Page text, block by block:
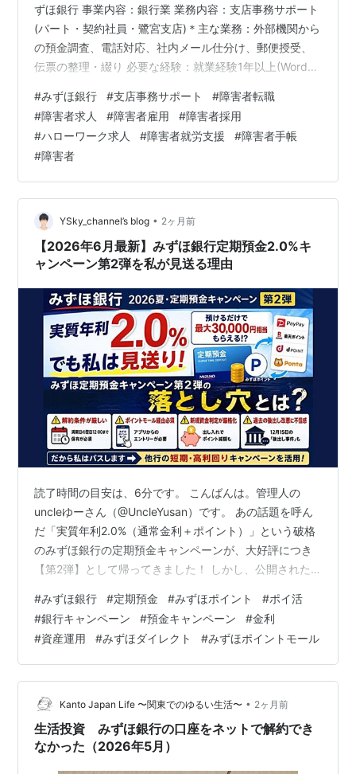
ずほ銀行 事業内容：銀行業 業務内容：支店事務サポート
(パート・契約社員・鷺宮支店)＊主な業務：外部機関から
の預金調査、電話対応、社内メール仕分け、郵便授受、
伝票の整理・綴り 必要な経験：就業経験1年以上(Word、
区 【詳細問い合わせ】 アンプティパでは多数、障がい者
（障害者）のための求人をご用意しています。無料登録
いただきましたら 就職・転職に関するご相談をじっくり
伺います。 面接準備、就職まで丁寧に支援させていただ
きます。 アンプティパサイト un-petit-pas.co.j…
#みずほ銀行 #支店事務サポート #障害者転職
#障害者求人 #障害者雇用 #障害者採用
#ハローワーク求人 #障害者就労支援 #障害者手帳
#障害者
YSky_channel’s blog • 2ヶ月前
【2026年6月最新】みずほ銀行定期預金2.0%キ
ャンペーン第2弾を私が見送る理由
読了時間の目安は、6分です。 こんばんは。管理人の
uncleゆーさん（@UncleYusan）です。 あの話題を呼ん
だ「実質年利2.0%（通常金利＋ポイント）」という破格
のみずほ銀行の定期預金キャンペーンが、大好評につき
【第2弾】として帰ってきました！ しかし、公開された
ペーンページ）の「詳細条件」や「ご留意事項」を読ん
だ結果、私は今回は完全スルー（パス）することにしま
した。 なぜ魅力的なキャンペーンを見送るのか？ 今回の
キャンペーン概要（2026夏・第2弾） 強化された「落と
し穴」 解約条件のペナルティ 「みずほポイントモール」
の条件 パ…
#みずほ銀行 #定期預金 #みずほポイント #ポイ活
#銀行キャンペーン #預金キャンペーン #金利
#資産運用 #みずほダイレクト #みずほポイントモール
Kanto Japan Life 〜関東でのゆるい生活〜 • 2ヶ月前
生活投資 みずほ銀行の口座をネットで解約でき
なかった（2026年5月）